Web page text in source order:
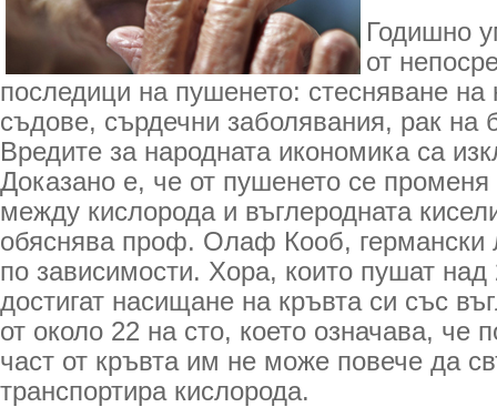
Годишно
от
последици на пушенето: стесняване на
съдове, сърдечни заболявания, рак на
Вредите за народната икономика са
Доказано е, че от пушенето се
между кислорода и въглеродната
обяснява проф. Олаф Кооб, германски
по зависимости. Хора, които пушат над
достигат насищане на кръвта си със
от около 22 на сто, което означава, че
част от кръвта им не може повече да
транспортира кислорода.